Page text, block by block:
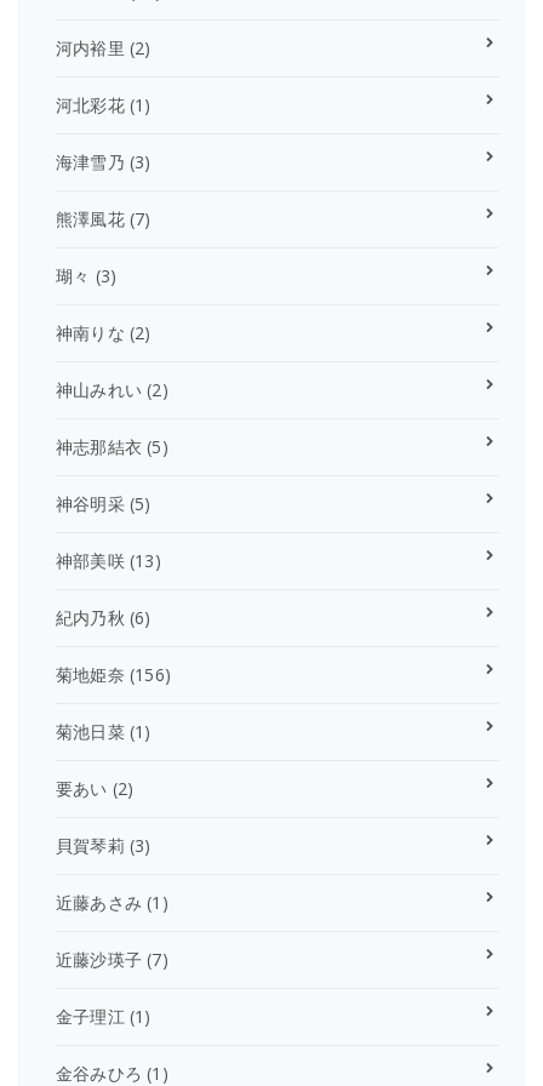
河内裕里 (2)
河北彩花(1)
海津雪乃 (3)
熊澤風花(7)
瑚々 (3)
神南りな (2)
神山みれい (2)
神志那結衣 (5)
神谷明采(5)
神部美咲(13)
紀内乃秋 (6)
菊地姫奈 (156)
菊池日菜(1)
要あい (2)
貝賀琴莉 (3)
近藤あさみ (1)
近藤沙瑛子 (7)
金子理江(1)
金谷みひろ (1)